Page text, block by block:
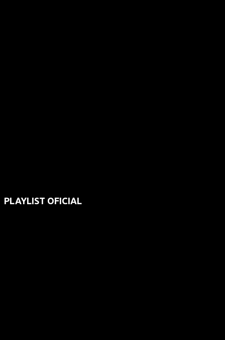
PLAYLIST OFICIAL